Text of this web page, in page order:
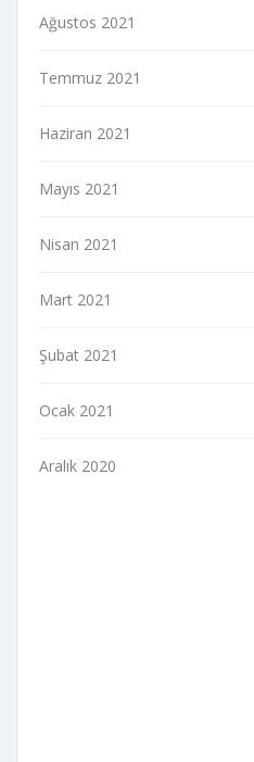
Ağustos 2021
Temmuz 2021
Haziran 2021
Mayıs 2021
Nisan 2021
Mart 2021
Şubat 2021
Ocak 2021
Aralık 2020